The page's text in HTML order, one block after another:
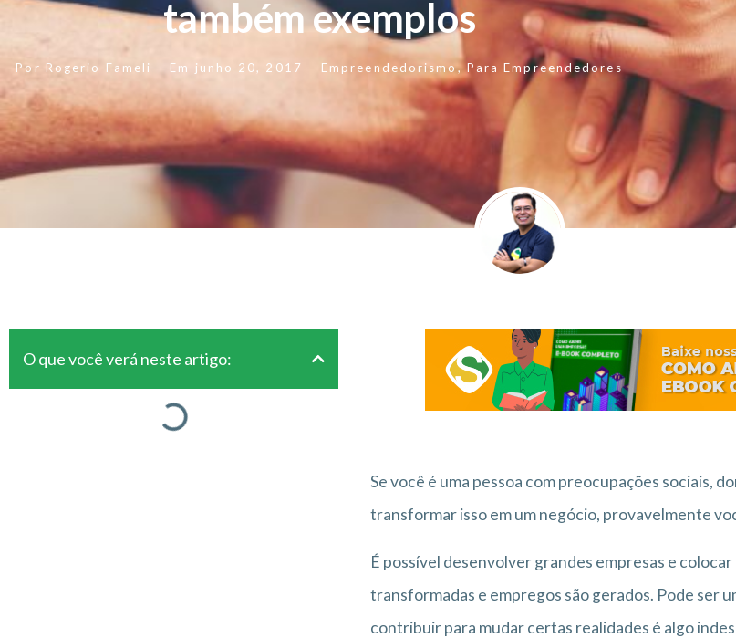
também exemplos
Por Rogerio Fameli Em junho 20, 2017 Empreendedorismo,Para Empreendedores
O que você verá neste artigo:
Se você é uma pessoa com preocupações sociais,
transformar isso em um negócio, provavelmente
É possível desenvolver grandes empresas e
transformadas e empregos são gerados. Pode ser
contribuir para mudar certas realidades é algo